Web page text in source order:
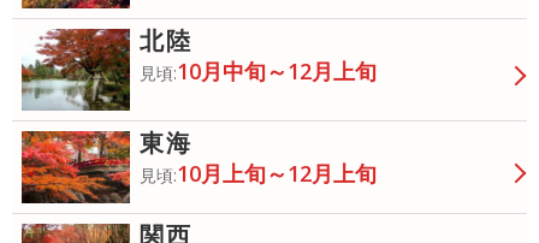
北陸
見頃:10月中旬～12月上旬
東海
見頃:10月上旬～12月上旬
関西